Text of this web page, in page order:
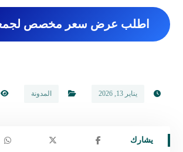
اطلب عرض سعر مخصص
يناير 13, 2026 المدونة